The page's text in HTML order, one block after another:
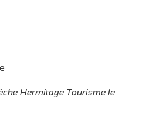
Hermitage Tourisme le